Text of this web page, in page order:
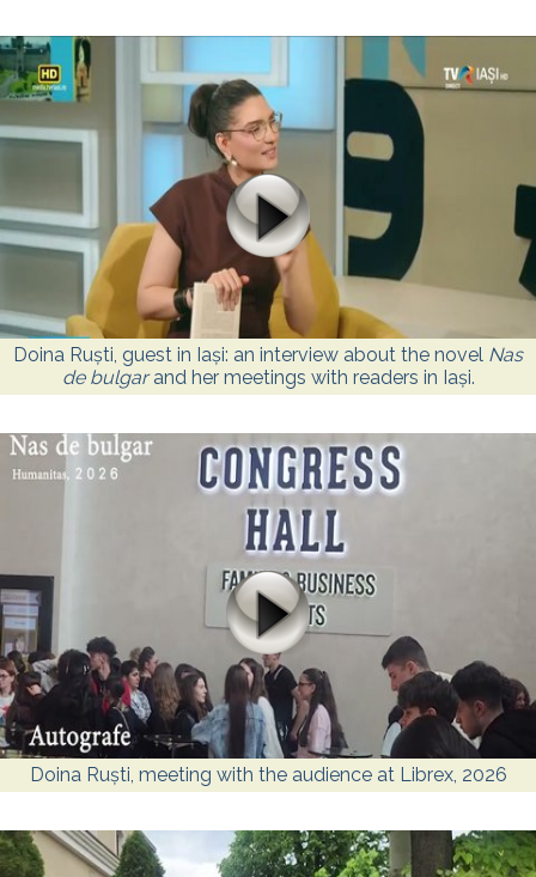
Doina Ruști, guest in Iași: an interview about the novel Nas
de bulgarand her meetings with readers in Iași.
Doina Ruști, meeting with the audience at Librex, 2026